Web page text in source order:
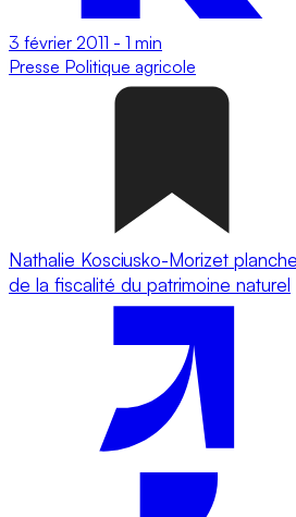
3 février 2011 - 1 min
Presse Politique agricole
Nathalie Kosciusko-Morizet
de la fiscalité du patrimoine naturel